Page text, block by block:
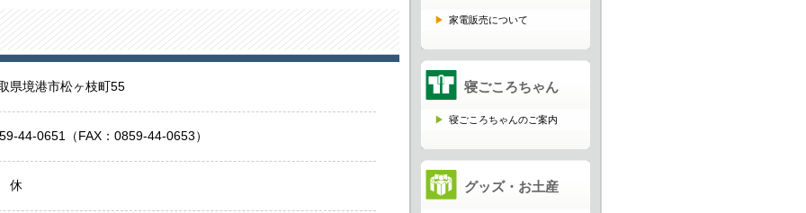
県境港市松ヶ枝町55
44-0651 （FAX：0859-44-0653）
休
家電販売について
寝ごころちゃん
寝ごころちゃんのご案内
グッズ・お土産